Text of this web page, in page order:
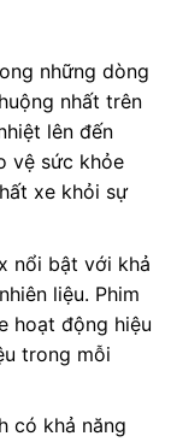
những dòng
nhất trên
lên đến
vệ sức khỏe
xe khỏi sự
nổi bật với khả
liệu. Phim
hoạt động hiệu
trong mỗi
có khả năng